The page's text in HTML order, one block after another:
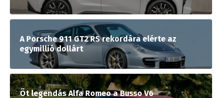
A Porsche 911 GT2 RS rekordára elérte az
egymillió dollárt
Öt legendás Alfa Romeo a Busso V6